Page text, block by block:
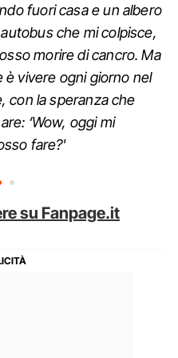
fuori casa e un albero
che mi colpisce,
morire di cancro. Ma
vivere ogni giorno nel
con la speranza che
‘Wow, oggi mi
fare?'
su Fanpage.it